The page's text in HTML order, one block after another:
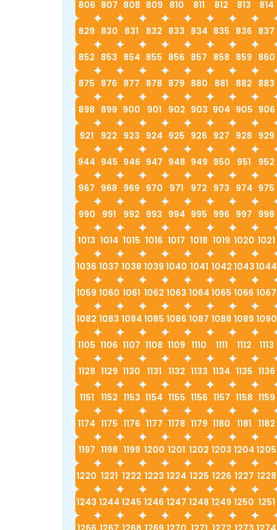
806 807 808 809 810 811 812 813 814
829 830 831 832 833 834 835 836 837
852 853 854 855 856 857 858 859 860
875 876 877 878 879 880 881 882 883
898 899 900 901 902 903 904 905 906
921 922 923 924 925 926 927 928 929
944 945 946 947 948 949 950 951 952
967 968 969 970 971 972 973 974 975
990 991 992 993 994 995 996 997 998
1013 1014 1015 1016 1017 1018 1019 1020 1021
1036 1037 1038 1039 1040 1041 1042 10431044
1059 1060 1061 1062 1063 1064 1065 1066 1067
1082 1083 1084 1085 1086 1087 1088 1089 1090
1105 1106 1107 1108 1109 1110 1111 1112 1113
1128 1129 1130 1131 1132 1133 1134 1135 1136
1151 1152 1153 1154 1155 1156 1157 1158 1159
1174 1175 1176 1177 1178 1179 1180 1181 1182
1197 1198 1199 1200 1201 1202 1203 1204 1205
1220 1221 1222 1223 1224 1225 1226 1227 1228
1243 1244 1245 1246 1247 1248 1249 1250 1251